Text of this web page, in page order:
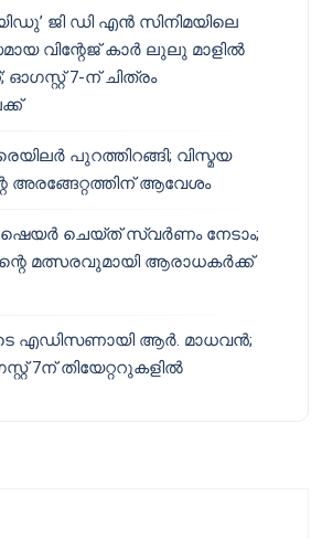
ജി ഡി എൻ സിനിമയിലെ
വിന്റേജ് കാർ ലുലു മാളിൽ
7-ന് ചിത്രം
പുറത്തിറങ്ങി; വിസ്മയ
അരങ്ങേറ്റത്തിന് ആവേശം
ഷെയർ ചെയ്‌ത് സ്വർണം നേടാം;
മത്സരവുമായി ആരാധകർക്ക്
എഡിസണായി ആർ. മാധവൻ;
7ന് തിയേറ്ററുകളിൽ